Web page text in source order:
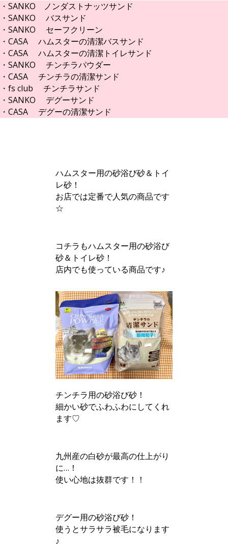
・SANKO ノンダストナッツサンド
・SANKO バスサンド
・SANKO セーフクリーン
・CASA ハムスターの清潔バスサンド
・CASA ハムスターの清潔トイレサンド
・SANKO チンチラパウダー
・CASA チンチラの清潔サンド
・fs club チンチラサンド
・SANKO デグーサンド
・CASA デグーの清潔サンド
ハムスター用の砂浴び砂＆トイ
レ砂！
お店では定番で人気の商品です
☆
コチラもハムスター用の砂浴び
砂＆トイレ砂！
店内でも使っている商品です♪
チンチラ用の砂浴び砂！
細かい砂でふわふわにしてくれ
ます♡
九州産の白砂が最高の仕上がり
に…！
使い心地は抜群です！！
デグー用の砂浴び砂！
使うとサラサラ被毛になります
♪